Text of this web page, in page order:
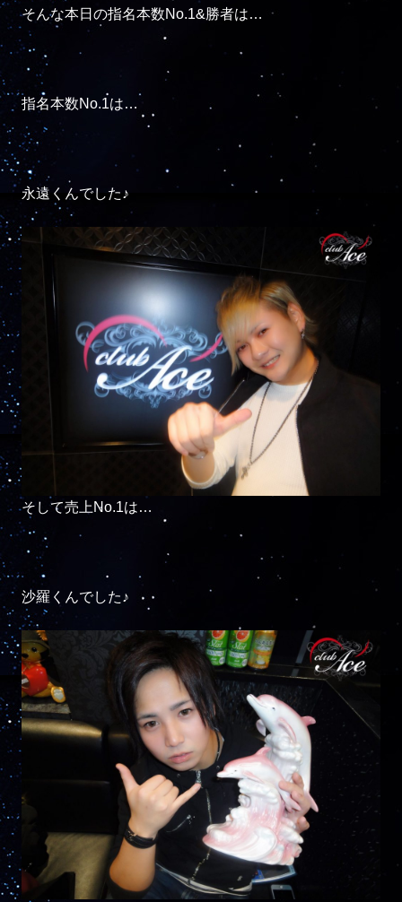
そんな本日の指名本数No.1&勝者は…
指名本数No.1は…
永遠くんでした♪
そして売上No.1は…
沙羅くんでした♪